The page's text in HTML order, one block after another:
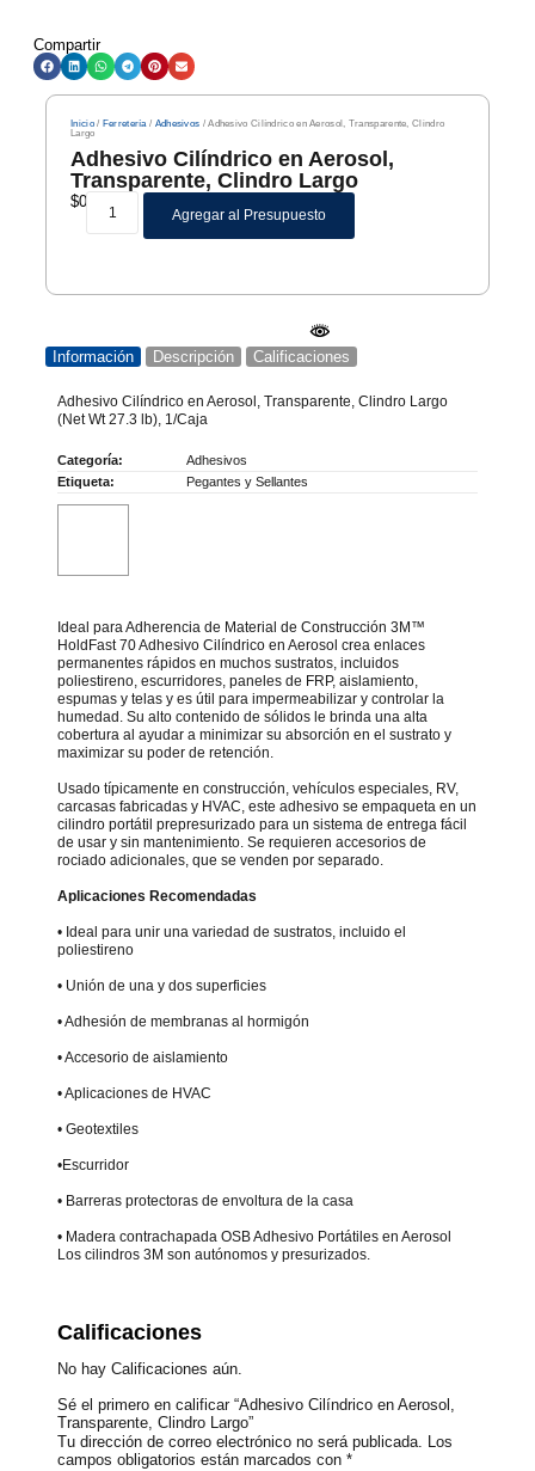
Compartir
Inicio/ Ferretería / Adhesivos / Adhesivo Cilíndrico en Aerosol, Transparente, Clindro
Largo
Adhesivo Cilíndrico en Aerosol,
Transparente, Clindro Largo
$0
Agregar al Presupuesto
Información Descripción Calificaciones
Adhesivo Cilíndrico en Aerosol, Transparente, Clindro Largo
(Net Wt 27.3 lb), 1/Caja
Categoría:
Adhesivos
Etiqueta:
Pegantes y Sellantes
Ideal para Adherencia de Material de Construcción 3M™
HoldFast 70 Adhesivo Cilíndrico en Aerosol crea enlaces
permanentes rápidos en muchos sustratos, incluidos
poliestireno, escurridores, paneles de FRP, aislamiento,
espumas y telas y es útil para impermeabilizar y controlar la
humedad. Su alto contenido de sólidos le brinda una alta
cobertura al ayudar a minimizar su absorción en el sustrato y
maximizar su poder de retención.
Usado típicamente en construcción, vehículos especiales, RV,
carcasas fabricadas y HVAC, este adhesivo se empaqueta en un
cilindro portátil prepresurizado para un sistema de entrega fácil
de usar y sin mantenimiento. Se requieren accesorios de
rociado adicionales, que se venden por separado.
Aplicaciones Recomendadas
• Ideal para unir una variedad de sustratos, incluido el
poliestireno
• Unión de una y dos superficies
• Adhesión de membranas al hormigón
• Accesorio de aislamiento
• Aplicaciones de HVAC
• Geotextiles
•Escurridor
• Barreras protectoras de envoltura de la casa
• Madera contrachapada OSB Adhesivo Portátiles en Aerosol
Los cilindros 3M son autónomos y presurizados.
Calificaciones
No hay Calificaciones aún.
Sé el primero en calificar “Adhesivo Cilíndrico en Aerosol,
Transparente, Clindro Largo”
Tu dirección de correo electrónico no será publicada. Los
campos obligatorios están marcados con *